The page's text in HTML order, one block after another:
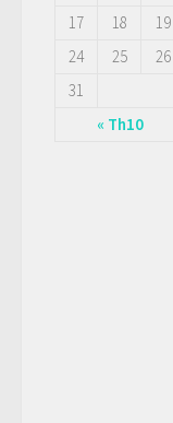
« Th10
17
18 19
24
25 26
31